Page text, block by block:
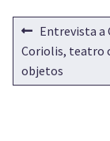
PODCASTS
TALLER
DE
Anterior:
Entrevista a
Coriolis, teatro
objetos